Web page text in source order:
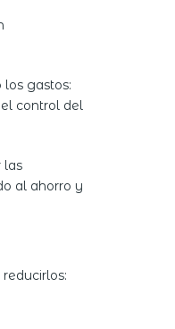
gastos:
control del
las
al ahorro y